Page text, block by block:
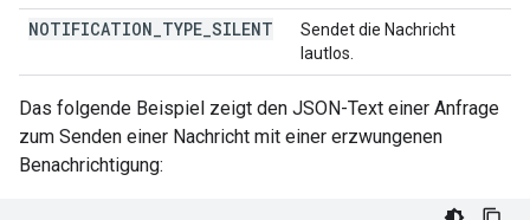
NOTIFICATION TYPE SILENT
Sendet die Nachricht
lautlos.
Das folgende Beispiel zeigt den JSON-Text einer Anfrage
zum Senden einer Nachricht mit einer erzwungenen
Benachrichtigung: